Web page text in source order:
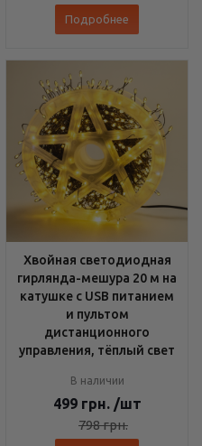
Подробнее
Хвойная светодиодная
гирлянда-мешура 20 м на
катушке с USB питанием
и пультом
дистанционного
управления, тёплый свет
В наличии
499 грн. /шт
798грн.